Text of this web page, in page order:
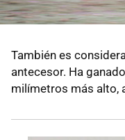
También es
antecesor. Ha
milímetros más alto,